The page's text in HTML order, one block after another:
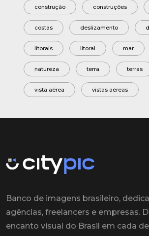
construção construções
costas deslizamento
litorais litoral mar
natureza terra terras
vista aérea vistas aéreas
Banco de imagens brasileiro,
agências, freelancers e empresas.
encanto visual do Brasil em cada